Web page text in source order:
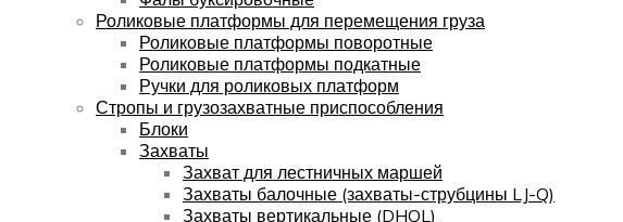
Роликовые платформы для перемещения груза
Роликовые платформы поворотные
Роликовые платформы подкатные
Ручки для роликовых платформ
Стропы и грузозахватные приспособления
Блоки
Захваты
Захват для лестничных маршей
Захваты балочные (захваты-струбцины LJ-Q)
Захваты вертикальные (DHQL)